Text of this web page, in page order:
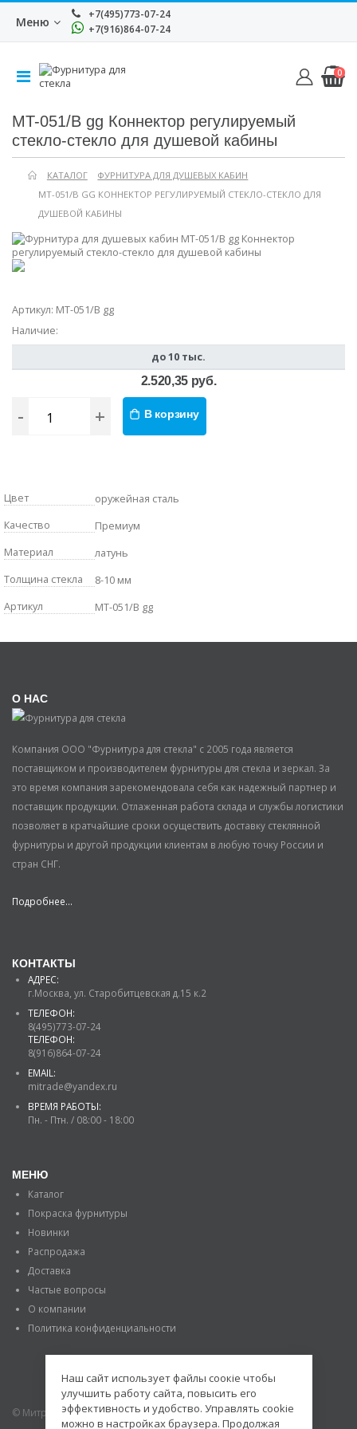
Меню
+7(495)773-07-24
+7(916)864-07-24
0
MT-051/B gg Коннектор регулируемый
стекло-стекло для душевой кабины
КАТАЛОГ
ФУРНИТУРА ДЛЯ ДУШЕВЫХ КАБИН
MT-051/B GG КОННЕКТОР РЕГУЛИРУЕМЫЙ СТЕКЛО-СТЕКЛО ДЛЯ
ДУШЕВОЙ КАБИНЫ
Артикул: MT-051/B gg
Наличие:
до 10 тыс.
2.520,35 руб.
- + В корзину
Цвет
оружейная сталь
Качество
Премиум
Материал
латунь
Толщина стекла
8-10 мм
Артикул
MT-051/B gg
О НАС
Компания ООО "Фурнитура для стекла" с 2005 года является
поставщиком и производителем фурнитуры для стекла и зеркал. За
это время компания зарекомендовала себя как надежный партнер и
поставщик продукции. Отлаженная работа склада и службы логистики
позволяет в кратчайшие сроки осуществить доставку стеклянной
фурнитуры и другой продукции клиентам в любую точку России и
стран СНГ.
Подробнее...
КОНТАКТЫ
АДРЕС:
г.Москва, ул. Старобитцевская д.15 к.2
ТЕЛЕФОН:
8(495)773-07-24
ТЕЛЕФОН:
8(916)864-07-24
EMAIL:
mitrade@yandex.ru
ВРЕМЯ РАБОТЫ:
Пн. - Птн. / 08:00 - 18:00
МЕНЮ
Каталог
Покраска фурнитуры
Новинки
Распродажа
Доставка
Частые вопросы
О компании
Политика конфиденциальности
© Митраде. 2020. Все права защищены.
Наш сайт использует файлы соокіе чтобы
улучшить работу сайта, повысить его
эффективность и удобство. Управлять cookie
можно в настройках браузера. Продолжая